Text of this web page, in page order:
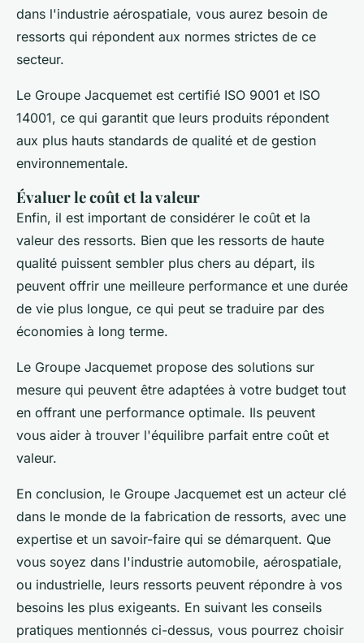
dans l'industrie aérospatiale, vous aurez besoin de
ressorts qui répondent aux normes strictes de ce
secteur.
Le Groupe Jacquemet est certifié ISO 9001 et ISO
14001, ce qui garantit que leurs produits répondent
aux plus hauts standards de qualité et de gestion
environnementale.
Évaluer le coût et la valeur
Enfin, il est important de considérer le coût et la
valeur des ressorts. Bien que les ressorts de haute
qualité puissent sembler plus chers au départ, ils
peuvent offrir une meilleure performance et une durée
de vie plus longue, ce qui peut se traduire par des
économies à long terme.
Le Groupe Jacquemet propose des solutions sur
mesure qui peuvent être adaptées à votre budget tout
en offrant une performance optimale. Ils peuvent
vous aider à trouver l'équilibre parfait entre coût et
valeur.
En conclusion, le Groupe Jacquemet est un acteur clé
dans le monde de la fabrication de ressorts, avec une
expertise et un savoir-faire qui se démarquent. Que
vous soyez dans l'industrie automobile, aérospatiale,
ou industrielle, leurs ressorts peuvent répondre à vos
besoins les plus exigeants. En suivant les conseils
pratiques mentionnés ci-dessus, vous pourrez choisir